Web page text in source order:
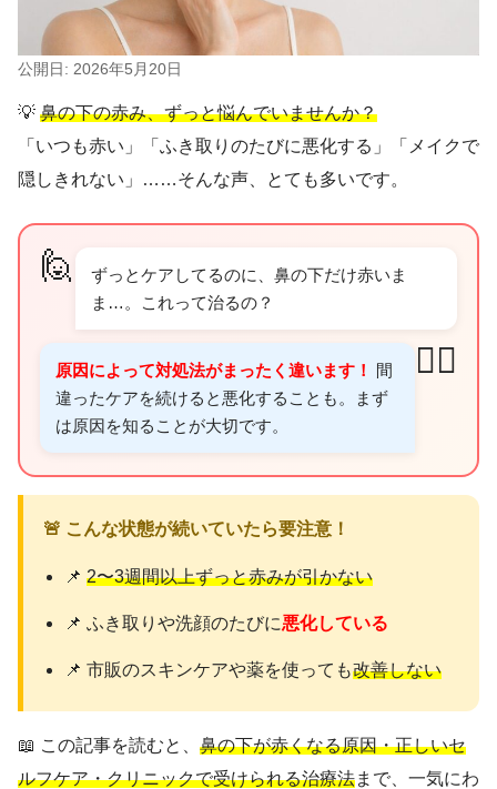
公開日: 2026年5月20日
💡 鼻の下の赤み、ずっと悩んでいませんか？
「いつも赤い」「ふき取りのたびに悪化する」「メイクで
隠しきれない」……そんな声、とても多いです。
🙋
ずっとケアしてるのに、鼻の下だけ赤いま
ま…。これって治るの？
👩‍⚕️
原因によって対処法がまったく違います！
間
違ったケアを続けると悪化することも。まず
は原因を知ることが大切です。
🚨 こんな状態が続いていたら要注意！
📌2〜3週間以上ずっと赤みが引かない
📌 ふき取りや洗顔のたびに悪化している
📌 市販のスキンケアや薬を使っても改善しない
📖 この記事を読むと、 鼻の下が赤くなる原因・正しいセ
ルフケア・クリニックで受けられる治療法まで、一気にわ